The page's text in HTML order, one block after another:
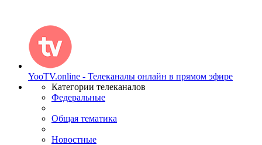
YooTV.online - Телеканалы онлайн в прямом эфире
Категории телеканалов
Федеральные
Общая тематика
Новостные